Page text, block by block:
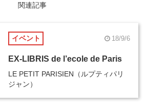
関連記事
イベント 18/9/6
EX-LIBRIS de l’ecole de Paris
LE PETIT PARISIEN（ルプティパリ
ジャン）